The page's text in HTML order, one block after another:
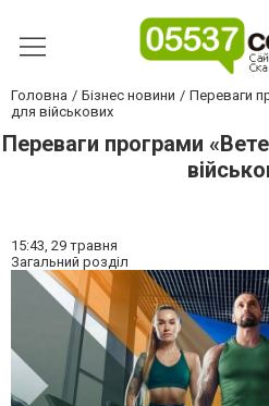
Головна Бізнес новини
Переваги
для військових
Переваги програми
15:43, 29 травня
Загальний розділ